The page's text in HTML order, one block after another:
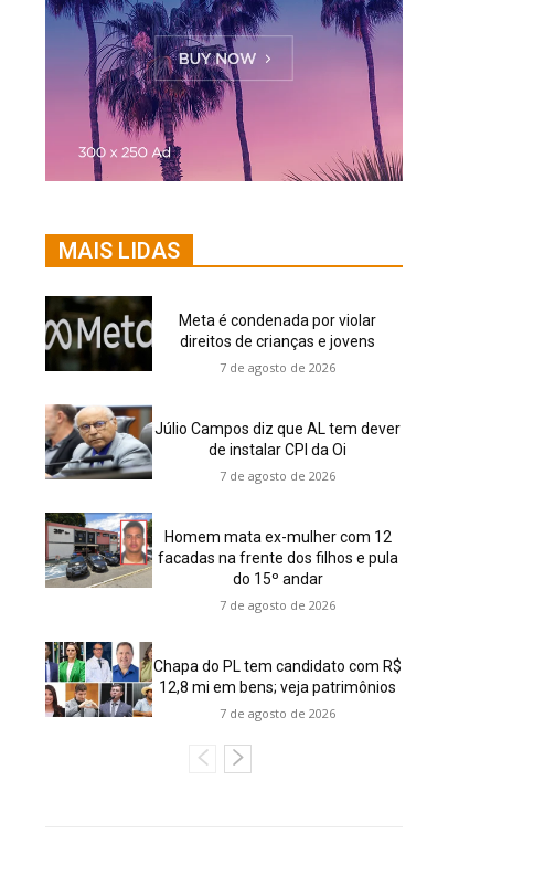
MAIS LIDAS
Meta é condenada por violar
direitos de crianças e jovens
7 de agosto de 2026
Júlio Campos diz que AL tem dever
de instalar CPI da Oi
7 de agosto de 2026
Homem mata ex-mulher com 12
facadas na frente dos filhos e pula
do 15º andar
7 de agosto de 2026
Chapa do PL tem candidato com R$
12,8 mi em bens; veja patrimônios
7 de agosto de 2026